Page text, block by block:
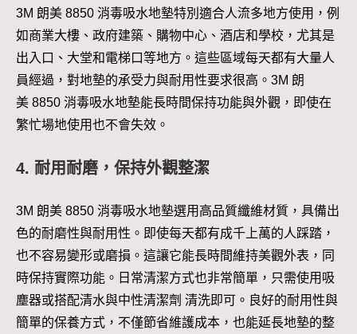
3M 朗美 8850 消毒吸水地墊特別適合人流多地方使用，例
如商業大樓、政府建築、購物中心、酒店和學校，尤其是
出入口、大堂和電梯口等地方。這些區域每天都有大量人
員經過，對地墊的承受力與耐用性要求很高。3M 朗
美 8850 消毒吸水地墊能長時間保持功能與外觀，即使在
繁忙場地使用也不會失效。
4. 耐用耐磨，保持外觀整潔
3M 朗美 8850 消毒吸水地墊選用高品質纖維材質，具備出
色的耐磨性與耐用性。即使每天都有成千上萬的人踩踏，
也不容易變形或磨損。這讓它能長時間維持美觀外表，同
時保持實際功能。日常清潔方式也非常簡單，只需使用吸
塵器或搭配清水與中性清潔劑 清洗即可。良好的耐用性與
簡單的保養方式，不僅節省維護成本，也能延長地墊的整